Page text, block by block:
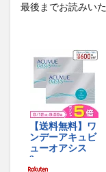
最後までお読みい